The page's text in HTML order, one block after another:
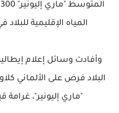
المياه الإقليمية للبلاد في
وأفادت وسائل إعلام
البلاد فرض على الألماني
"ماري إليونير"، غرامة قيمتها